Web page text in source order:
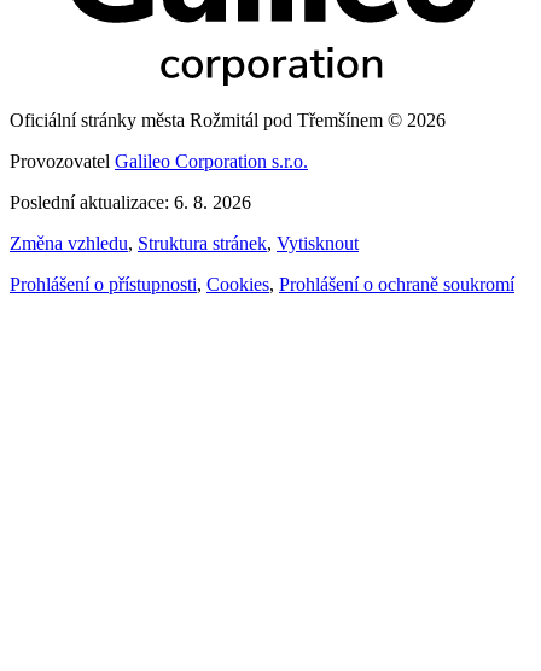
Oficiální stránky města Rožmitál pod Třemšínem © 2026
Provozovatel Galileo Corporation s.r.o.
Poslední aktualizace: 6. 8. 2026
Změna vzhledu, Struktura stránek, Vytisknout
Prohlášení o přístupnosti, Cookies, Prohlášení o ochraně soukromí